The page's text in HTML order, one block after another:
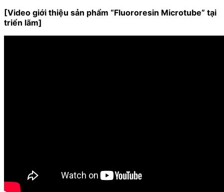
[Video giới thiệu sản phẩm “Fluororesin Microtube” tại
triển lãm]